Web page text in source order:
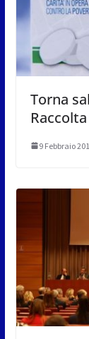
Torna
9 Febbraio